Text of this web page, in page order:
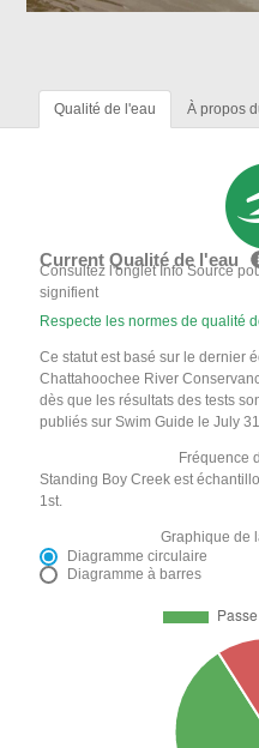
Qualité de l'eau À propos
Current Qualité de l'eau
Consultez l'onglet Info Source
signifient
Respecte les normes de qualité
Ce statut est basé sur le dernier
Chattahoochee River
dès que les résultats des tests
publiés sur Swim Guide le July
Fréquence
Standing Boy Creek est
1st.
Graphique de
Diagramme circulaire
Diagramme à barres